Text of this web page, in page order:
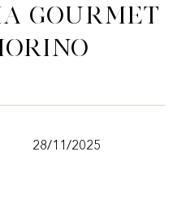
gourmet
28/11/2025